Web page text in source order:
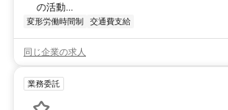
の活動...
変形労働時間制 交通費支給
同じ企業の求人
業務委託